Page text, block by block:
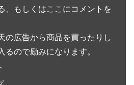
、もしくはここにコメントを
の広告から商品を買ったりし
るので励みになります。